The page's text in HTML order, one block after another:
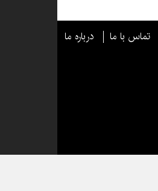
تماس با ما درباره ما